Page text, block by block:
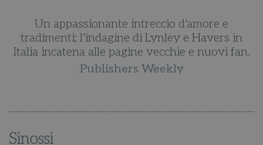
Un appassionante intreccio d'amore e
tradimenti; l'indagine di Lynley e Havers in
Italia incatena alle pagine vecchie e nuovi fan.
Publishers Weekly
Sinossi